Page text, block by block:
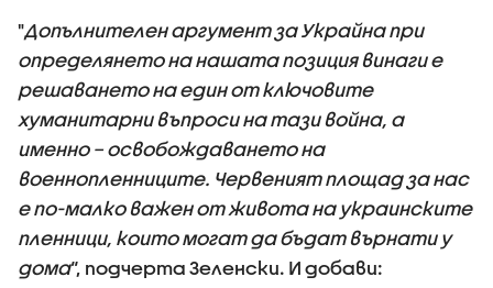
"Допълнителен аргумент за Украйна при
определянето на нашата позиция винаги е
решаването на един от ключовите
хуманитарни въпроси на тази война, а
именно – освобождаването на
военнопленниците. Червеният площад за нас
е по-малко важен от живота на украинските
пленници, които могат да бъдат върнати у
дома“, подчерта Зеленски. И добави: